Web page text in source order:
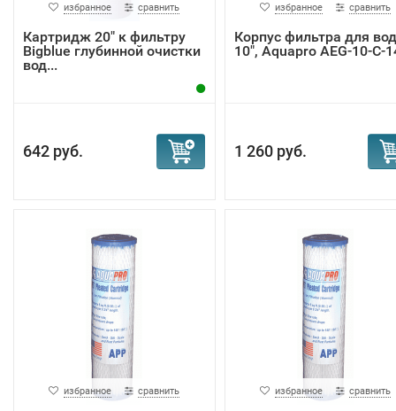
избранное сравнить
Картридж 20" к фильтру
Bigblue глубинной очистки
вод...
642 руб.
избранное сравнить
Корпус фильтра для
10", Aquapro AEG-10-С-
1 260 руб.
избранное сравнить избранное сравнить